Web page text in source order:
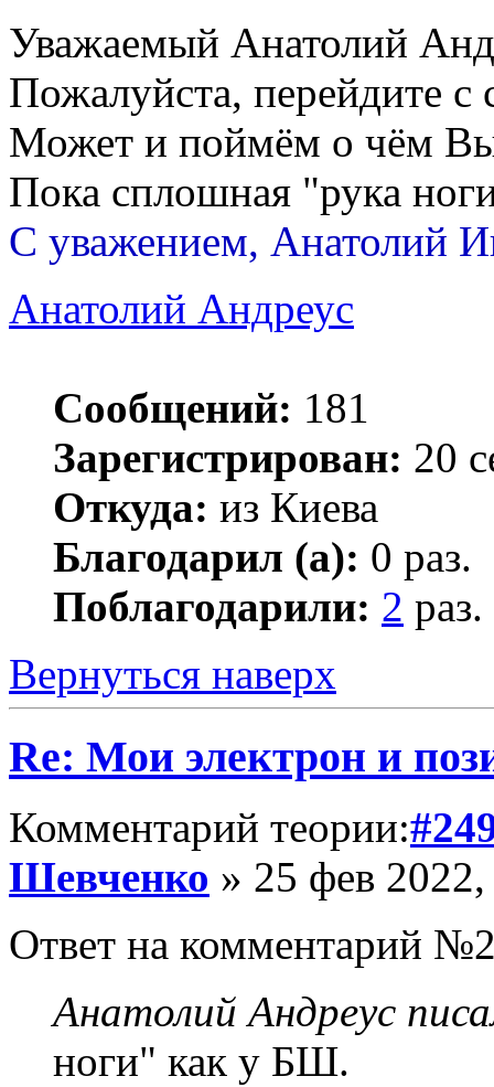
Уважаемый Анатолий
Пожалуйста, перейдите с
Может и поймём о чём
Пока сплошная "рука
С уважением, Анатолий
Анатолий Андреус
Сообщений: 181
Зарегистрирован: 20
Откуда: из Киева
Благодарил (а): 0 раз.
Поблагодарили: 2 раз.
Вернуться наверх
Re: Мои электрон и
Комментарий теории:
Шевченко » 25 фев
Ответ на комментарий
Анатолий Андреус
ноги" как у БШ.